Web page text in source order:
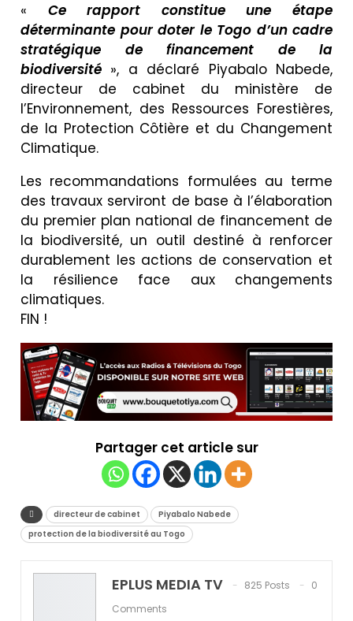
« Ce rapport constitue une étape
déterminante pour doter le Togo d’un cadre
stratégique de financement de la
biodiversité », a déclaré Piyabalo Nabede,
directeur de cabinet du ministère de
l’Environnement, des Ressources Forestières,
de la Protection Côtière et du Changement
Climatique.
Les recommandations formulées au terme
des travaux serviront de base à l’élaboration
du premier plan national de financement de
la biodiversité, un outil destiné à renforcer
durablement les actions de conservation et
la résilience face aux changements
climatiques.
FIN !
Partager cet article sur
directeur de cabinet
Piyabalo Nabede
protection de la biodiversité au Togo
EPLUS MEDIA TV 825 Posts
0
Comments